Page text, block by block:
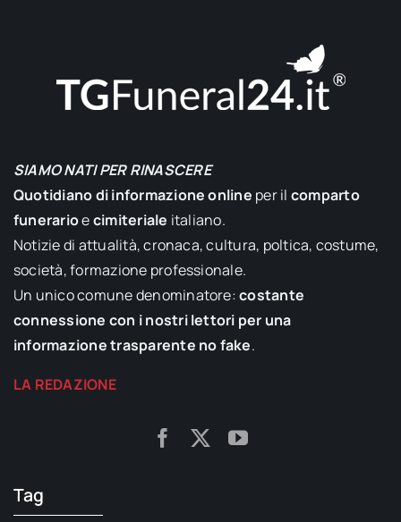
SIAMO NATI PER RINASCERE
Quotidiano di informazione online per il comparto
funerarioecimiteriale italiano.
Notizie di attualità, cronaca, cultura, poltica, costume,
società, formazione professionale.
Un unico comune denominatore:costante
connessione con i nostri lettori per una
informazione trasparente no fake.
LA REDAZIONE
Tag